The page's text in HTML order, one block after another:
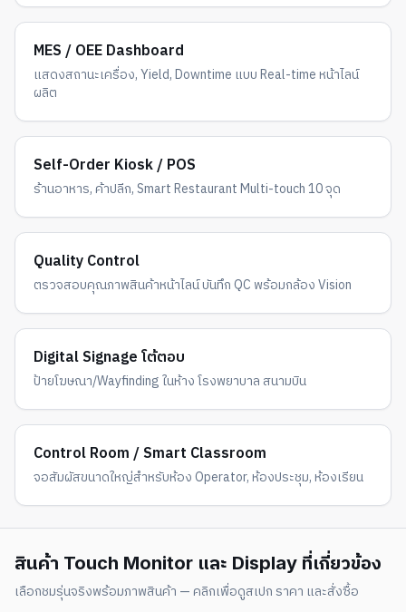
MES / OEE Dashboard
แสดงสถานะเครื่อง, Yield, Downtime แบบ Real-time หน้าไลน์
ผลิต
Self-Order Kiosk / POS
ร้านอาหาร, ค้าปลีก, Smart Restaurant Multi-touch 10 จุด
Quality Control
ตรวจสอบคุณภาพสินค้าหน้าไลน์ บันทึก QC พร้อมกล้อง Vision
Digital Signage โต้ตอบ
ป้ายโฆษณา/Wayfinding ในห้าง โรงพยาบาล สนามบิน
Control Room / Smart Classroom
จอสัมผัสขนาดใหญ่สำหรับห้อง Operator, ห้องประชุม, ห้องเรียน
สินค้า Touch Monitor และ Display ที่เกี่ยวข้อง
เลือกชมรุ่นจริงพร้อมภาพสินค้า — คลิกเพื่อดูสเปก ราคา และสั่งซื้อ